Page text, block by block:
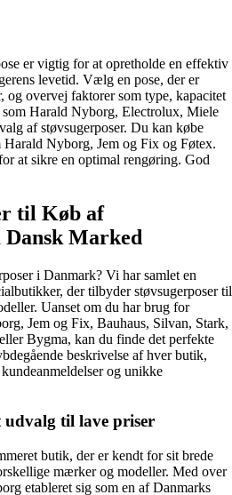
er vigtig for at opretholde en effektiv
levetid. Vælg en pose, der er
og overvej faktorer som type, kapacitet
Harald Nyborg, Electrolux, Miele
af støvsugerposer. Du kan købe
Harald Nyborg, Jem og Fix og Føtex.
at sikre en optimal rengøring. God
til Køb af
Dansk Marked
i Danmark? Vi har samlet en
der tilbyder støvsugerposer til
Uanset om du har brug for
Jem og Fix, Bauhaus, Silvan, Stark,
Bygma, kan du finde det perfekte
beskrivelse af hver butik,
og unikke
til lave priser
butik, der er kendt for sit brede
mærker og modeller. Med over
etableret sig som en af Danmarks